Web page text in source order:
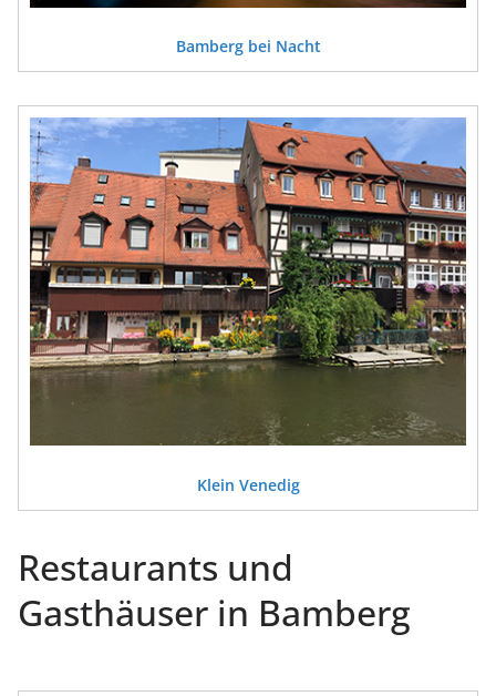
Bamberg bei Nacht
Klein Venedig
Restaurants und
Gasthäuser in Bamberg